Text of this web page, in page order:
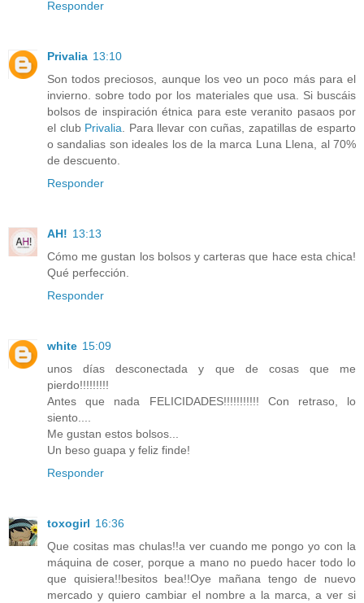
Responder
Privalia 13:10
Son todos preciosos, aunque los veo un poco más para el
invierno. sobre todo por los materiales que usa. Si buscáis
bolsos de inspiración étnica para este veranito pasaos por
el club Privalia . Para llevar con cuñas, zapatillas de esparto
o sandalias son ideales los de la marca Luna Llena, al 70%
de descuento.
Responder
AH! 13:13
Cómo me gustan los bolsos y carteras que hace esta chica!
Qué perfección.
Responder
white 15:09
unos días desconectada y que de cosas que me
pierdo!!!!!!!!!
Antes que nada FELICIDADES!!!!!!!!!!! Con retraso, lo
siento....
Me gustan estos bolsos...
Un beso guapa y feliz finde!
Responder
toxogirl 16:36
Que cositas mas chulas!!a ver cuando me pongo yo con la
máquina de coser, porque a mano no puedo hacer todo lo
que quisiera!!besitos bea!!Oye mañana tengo de nuevo
mercado y quiero cambiar el nombre a la marca, a ver si